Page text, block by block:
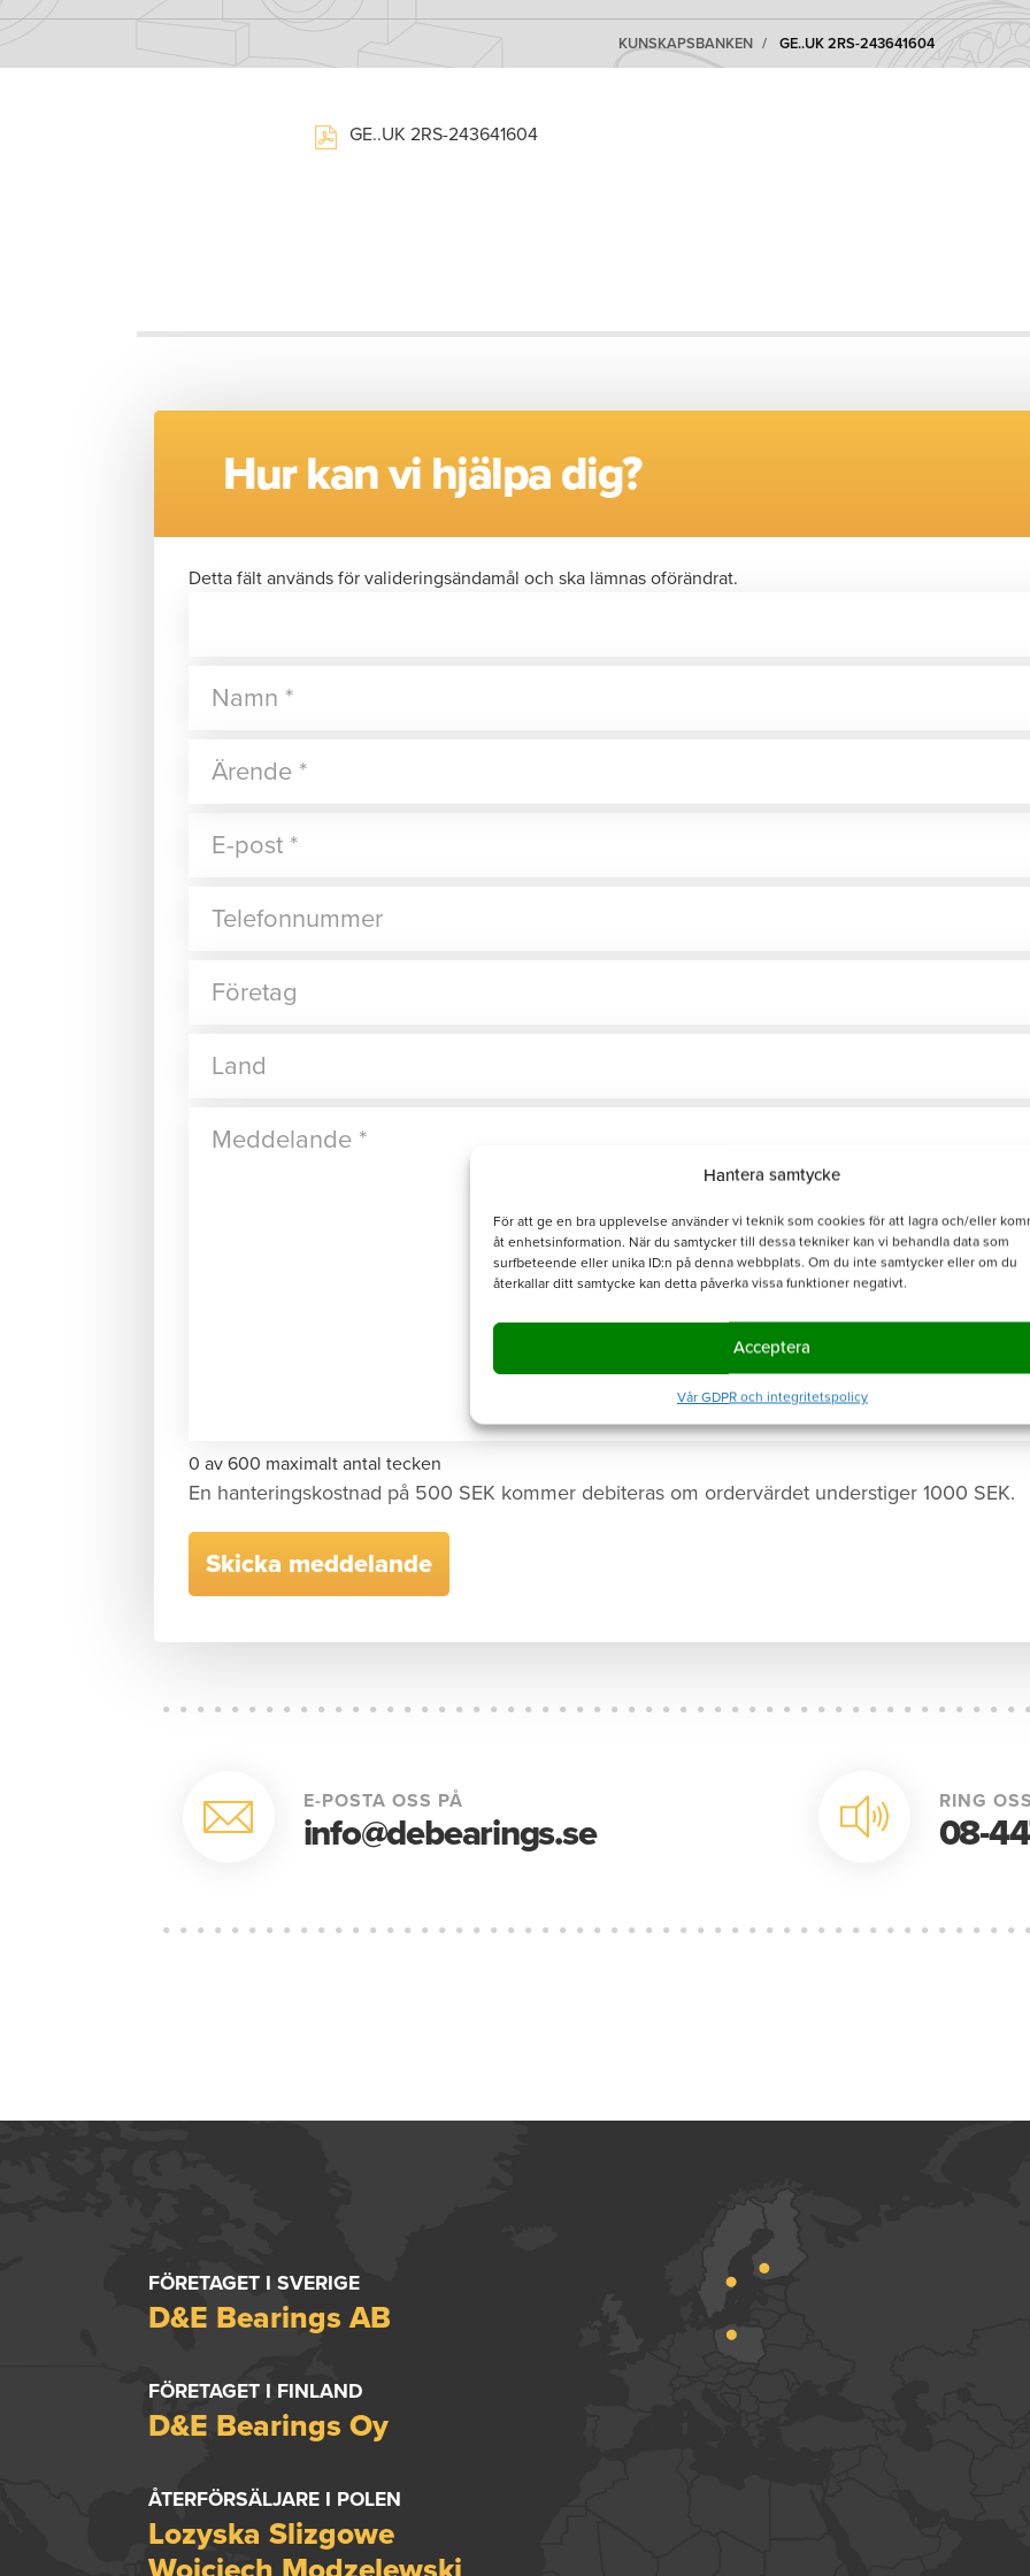
Hantera samtycke
För att ge en bra upplevelse använder vi teknik som cookies för att lagra och/eller
åt enhetsinformation. När du samtycker till dessa tekniker kan vi behandla data som
surfbeteende eller unika ID:n på denna webbplats. Om du inte samtycker eller om du
återkallar ditt samtycke kan detta påverka vissa funktioner negativt.
Acceptera
Vår GDPR och integritetspolicy
KUNSKAPSBANKEN GE..UK 2RS-243641604
GE..UK 2RS-243641604
Hur kan vi hjälpa dig?
Detta fält används för valideringsändamål och ska lämnas oförändrat.
0 av 600 maximalt antal tecken
En hanteringskostnad på 500 SEK kommer debiteras om ordervärdet understiger 1000 SEK.
E-POSTA OSS PÅ
info@debearings.se
RING
08-
FÖRETAGET I SVERIGE
D&E Bearings AB
FÖRETAGET I FINLAND
D&E Bearings Oy
ÅTERFÖRSÄLJARE I POLEN
Lozyska Slizgowe